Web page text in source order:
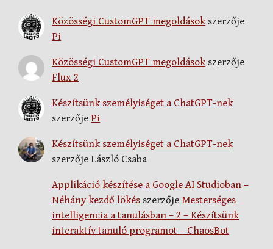
Közösségi CustomGPT megoldásokszerzője
Pi
Közösségi CustomGPT megoldásokszerzője
Flux 2
Készítsünk személyiséget a ChatGPT-nek
szerzője Pi
Készítsünk személyiséget a ChatGPT-nek
szerzője László Csaba
Applikáció készítése a Google AI Studioban –
Néhány kezdő lökés szerzőjeMesterséges
intelligencia a tanulásban – 2 – Készítsünk
interaktív tanuló programot – ChaosBot